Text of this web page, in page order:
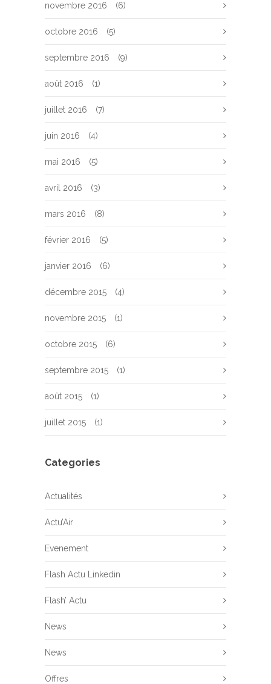
novembre 2016 (6)
octobre 2016 (5)
septembre 2016 (9)
août 2016 (1)
juillet 2016 (7)
juin 2016 (4)
mai 2016 (5)
avril 2016 (3)
mars 2016 (8)
février 2016 (5)
janvier 2016 (6)
décembre 2015 (4)
novembre 2015 (1)
octobre 2015 (6)
septembre 2015 (1)
août 2015 (1)
juillet 2015 (1)
Categories
Actualités
Actu’Air
Evenement
Flash Actu Linkedin
Flash’ Actu
News
News
Offres